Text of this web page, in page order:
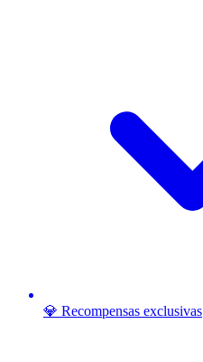
💎 Recompensas exclusivas